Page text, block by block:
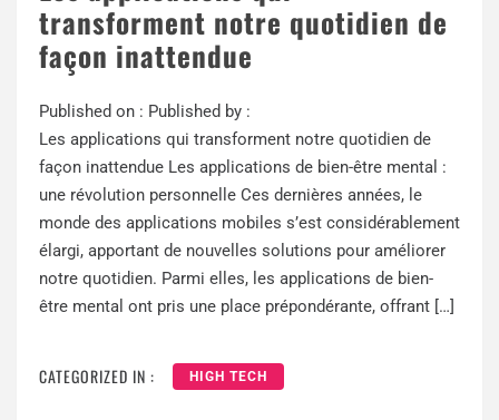
transforment notre quotidien de
façon inattendue
Published on : Published by :
Les applications qui transforment notre quotidien de
façon inattendue Les applications de bien-être mental :
une révolution personnelle Ces dernières années, le
monde des applications mobiles s’est considérablement
élargi, apportant de nouvelles solutions pour améliorer
notre quotidien. Parmi elles, les applications de bien-
être mental ont pris une place prépondérante, offrant […]
CATEGORIZED IN : HIGH TECH